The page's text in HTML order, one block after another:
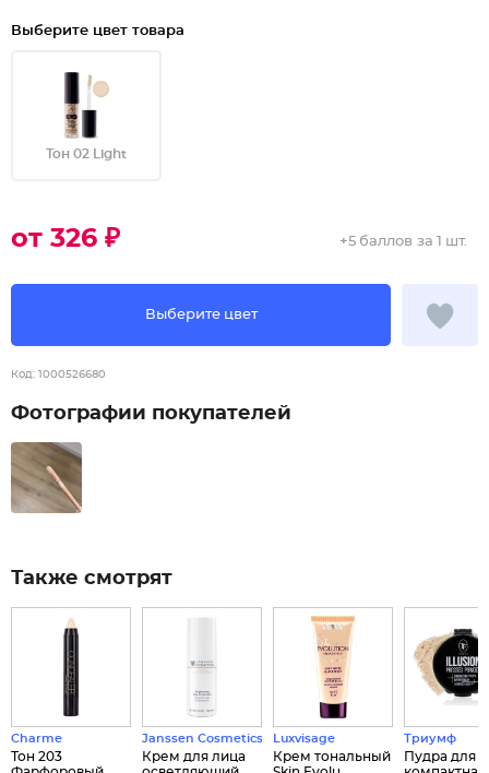
Выберите цвет товара
Тон 02 Light
от 326 ₽
Выберите цвет
+5 баллов за 1 шт.
Код: 1000526680
Фотографии покупателей
Также смотрят
Charme
Тон 203
Janssen Cosmetics
Крем для лица
Luxvisage
Крем тональный
Триумф
Пудра для